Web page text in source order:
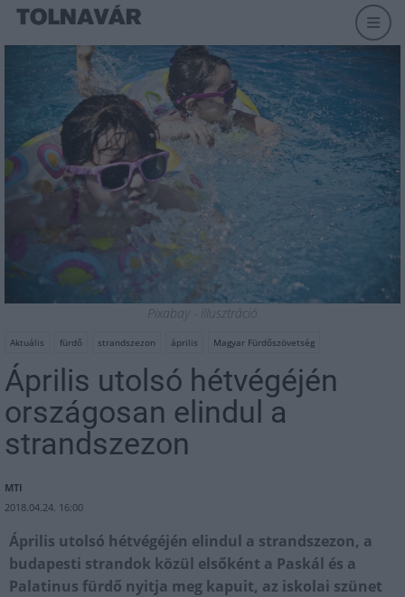
Pixabay - illusztráció
Aktuális fürdő strandszezon április Magyar Fürdőszövetség
Április utolsó hétvégéjén
országosan elindul a
strandszezon
MTI
2018.04.24. 16:00
Április utolsó hétvégéjén elindul a strandszezon, a
budapesti strandok közül elsőként a Paskál és a
Palatinus fürdő nyitja meg kapuit, az iskolai szünet